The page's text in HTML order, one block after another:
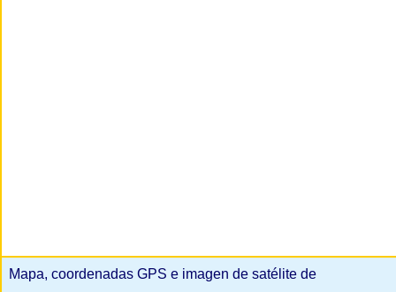
Mapa, coordenadas GPS e imagen de satélite de